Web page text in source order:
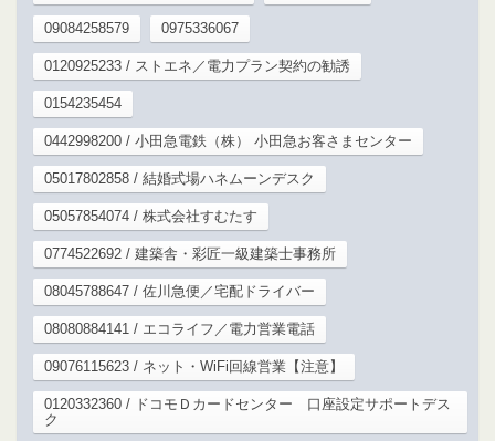
09084258579 0975336067
0120925233 / ストエネ／電力プラン契約の勧誘
0154235454
0442998200 / 小田急電鉄（株） 小田急お客さまセンター
05017802858 / 結婚式場ハネムーンデスク
05057854074 / 株式会社すむたす
0774522692 / 建築舎・彩匠一級建築士事務所
08045788647 / 佐川急便／宅配ドライバー
08080884141 / エコライフ／電力営業電話
09076115623 / ネット・WiFi回線営業【注意】
0120332360 / ドコモＤカードセンター 口座設定サポートデス
ク